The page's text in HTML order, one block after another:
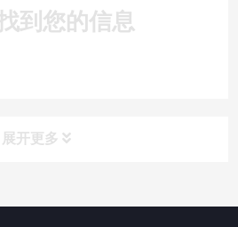
到您的信息
展开更多